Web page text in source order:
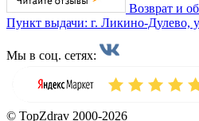
Возврат и
Пункт выдачи: г. Ликино-Дулево,
Мы в соц. сетях:
© TopZdrav 2000-2026